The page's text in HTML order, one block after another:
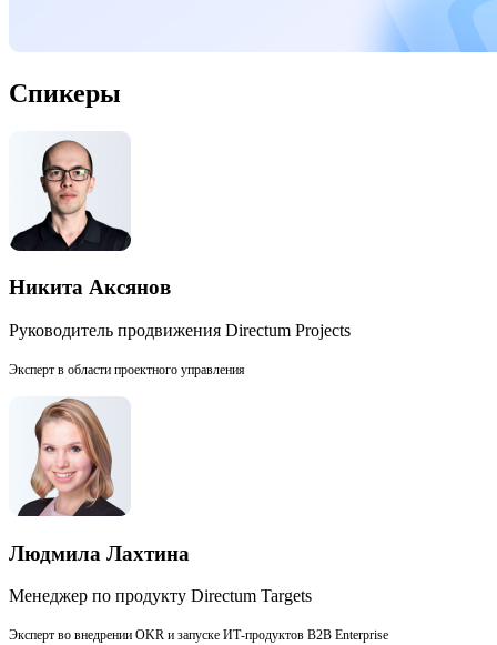
Спикеры
Никита Аксянов
Руководитель продвижения Directum Projects
Эксперт в области проектного управления
Людмила Лахтина
Менеджер по продукту Directum Targets
Эксперт во внедрении OKR и запуске ИТ-продуктов B2B Enterprise